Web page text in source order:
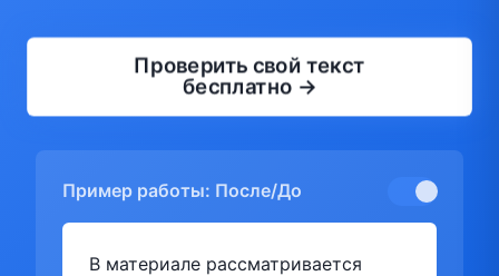
Проверить свой текст
бесплатно →
Пример работы: После/До
В материале рассматривается